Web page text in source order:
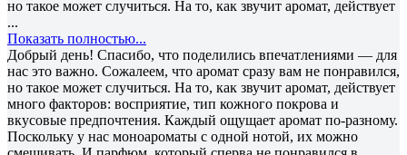
но такое может случиться. На то, как звучит аромат, действует
...
Показать полностью...
Добрый день! Спасибо, что поделились впечатлениями — для
нас это важно. Сожалеем, что аромат сразу вам не понравился,
но такое может случиться. На то, как звучит аромат, действует
много факторов: восприятие, тип кожного покрова и
вкусовые предпочтения. Каждый ощущает аромат по-разному.
Поскольку у нас моноароматы с одной нотой, их можно